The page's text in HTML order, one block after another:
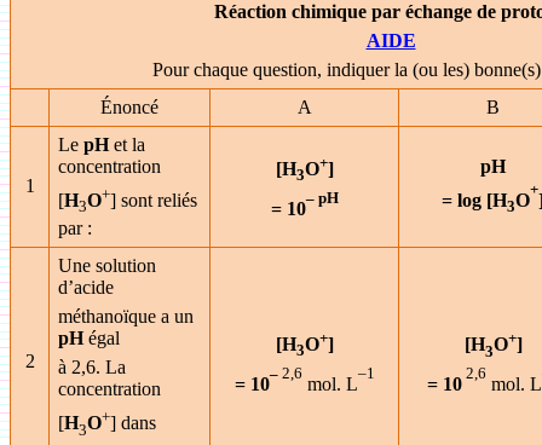
Réaction chimique par échange de
AIDE
Pour chaque question, indiquer la (ou les)
Énoncé
A B
1
LepHet la
concentration
[H3O+] sont reliés
par :
[H3O+]
= 10
– pH
pH
= log [H3O
+
2
Une solution
d’acide
méthanoïque a un
pHégal
à 2,6. La
concentration
[H3O+] dans
[H3O+]
= 10
– 2,6
mol. L
–1
[H3O+]
= 10
2,6
mol. L